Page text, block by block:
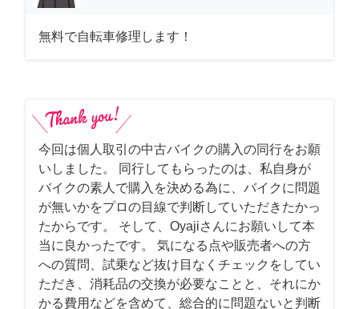
無料で自転車修理します！
今回は個人取引の中古バイクの購入の同行をお願
いしました。 同行してもらったのは、私自身が
バイクの素人で購入を決める為に、バイクに問題
が無いかをプロの目線で判断していただきたかっ
たからです。 そして、Oyajiさんにお願いして本
当に良かったです。 気になる点や販売者への方
への質問、試乗など抜け目なくチェックをしてい
ただき、消耗品の交換が必要なことと、それにか
かる費用などを含めて、総合的に問題ないと判断